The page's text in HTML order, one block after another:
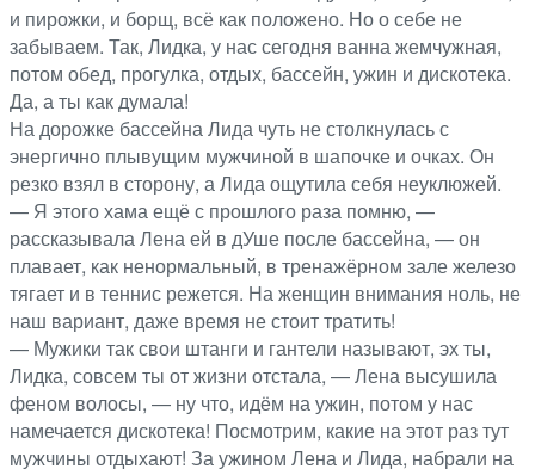
и пирожки, и борщ, всё как положено. Но о себе не
забываем. Так, Лидка, у нас сегодня ванна жемчужная,
потом обед, прогулка, отдых, бассейн, ужин и дискотека.
Да, а ты как думала!
На дорожке бассейна Лида чуть не столкнулась с
энергично плывущим мужчиной в шапочке и очках. Он
резко взял в сторону, а Лида ощутила себя неуклюжей.
— Я этого хама ещё с прошлого раза помню, —
рассказывала Лена ей в дУше после бассейна, — он
плавает, как ненормальный, в тренажёрном зале железо
тягает и в теннис режется. На женщин внимания ноль, не
наш вариант, даже время не стоит тратить!
— Мужики так свои штанги и гантели называют, эх ты,
Лидка, совсем ты от жизни отстала, — Лена высушила
феном волосы, — ну что, идём на ужин, потом у нас
намечается дискотека! Посмотрим, какие на этот раз тут
мужчины отдыхают! За ужином Лена и Лида, набрали на